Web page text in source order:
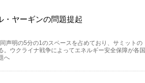
・ヤーギンの問題提起
声明の5分の1のスペースを占めており、サミットの
ウクライナ戦争によってエネルギー安全保障が各国
へ